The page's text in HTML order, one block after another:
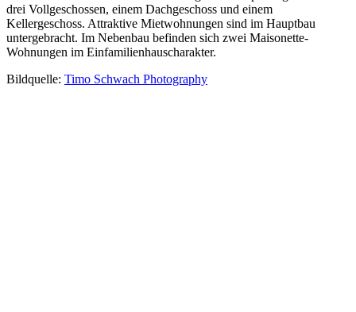
drei Vollgeschossen, einem Dachgeschoss und einem
Kellergeschoss. Attraktive Mietwohnungen sind im Hauptbau
untergebracht. Im Nebenbau befinden sich zwei Maisonette-
Wohnungen im Einfamilienhauscharakter.
Bildquelle: Timo Schwach Photography